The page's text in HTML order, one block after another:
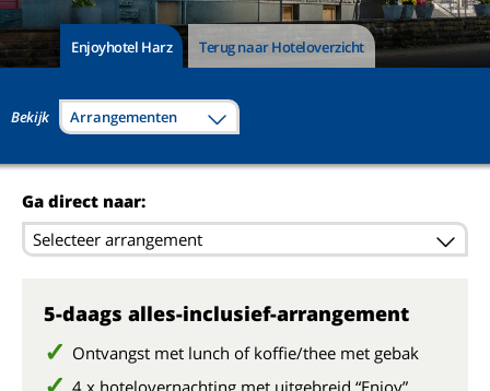
Enjoyhotel Harz Terug naar Hoteloverzicht
Bekijk Arrangementen
Ga direct naar:
Selecteer arrangement
5-daags alles-inclusief-arrangement
Ontvangst met lunch of koffie/thee met gebak
4 x hotelovernachting met uitgebreid “Enjoy”